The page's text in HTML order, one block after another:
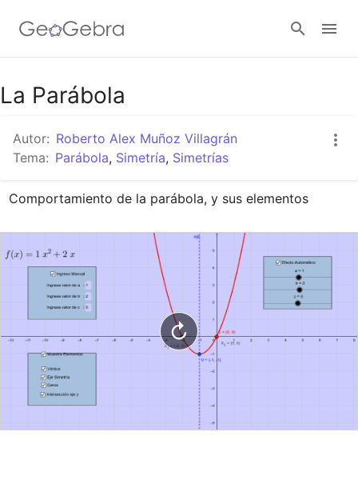
Google Classroom
GeoGebra Classroom
Abrir sesión
La Parábola
Autor: Roberto Alex Muñoz Villagrán
Tema: Parábola, Simetría, Simetrías
Comportamiento de la parábola, y sus elementos